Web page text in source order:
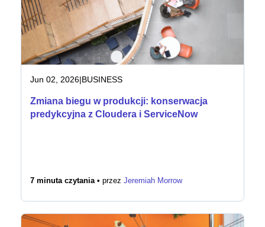
Jun 02, 2026|BUSINESS
Zmiana biegu w produkcji: konserwacja
predykcyjna z Cloudera i ServiceNow
7 minuta czytania • przez Jeremiah Morrow